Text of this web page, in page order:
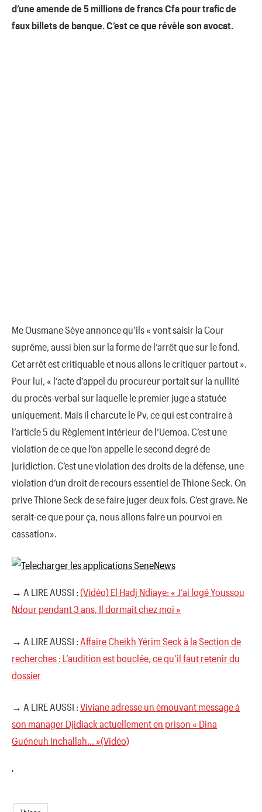
d’une amende de 5 millions de francs Cfa pour trafic de
faux billets de banque. C’est ce que révèle son avocat.
Me Ousmane Sèye annonce qu’ils « vont saisir la Cour
suprême, aussi bien sur la forme de l’arrêt que sur le fond.
Cet arrêt est critiquable et nous allons le critiquer partout ».
Pour lui, « l’acte d’appel du procureur portait sur la nullité
du procès-verbal sur laquelle le premier juge a statuée
uniquement. Mais il charcute le Pv, ce qui est contraire à
l’article 5 du Règlement intérieur de l’Uemoa. C’est une
violation de ce que l’on appelle le second degré de
juridiction. C’est une violation des droits de la défense, une
violation d’un droit de recours essentiel de Thione Seck. On
prive Thione Seck de se faire juger deux fois. C’est grave. Ne
serait-ce que pour ça, nous allons faire un pourvoi en
cassation».
→ A LIRE AUSSI : (Vidéo) El Hadj Ndiaye: « J’ai logé Youssou
Ndour pendant 3 ans, Il dormait chez moi »
→ A LIRE AUSSI : Affaire Cheikh Yérim Seck à la Section de
recherches : L’audition est bouclée, ce qu’il faut retenir du
dossier
→ A LIRE AUSSI : Viviane adresse un émouvant message à
son manager Djidiack actuellement en prison « Dina
Guéneuh Inchallah… »(Vidéo)
'